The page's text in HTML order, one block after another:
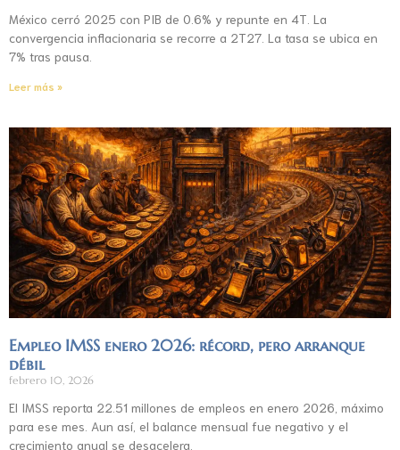
México cerró 2025 con PIB de 0.6% y repunte en 4T. La
convergencia inflacionaria se recorre a 2T27. La tasa se ubica en
7% tras pausa.
Leer más »
Empleo IMSS enero 2026: récord, pero arranque
débil
febrero 10, 2026
El IMSS reporta 22.51 millones de empleos en enero 2026, máximo
para ese mes. Aun así, el balance mensual fue negativo y el
crecimiento anual se desacelera.